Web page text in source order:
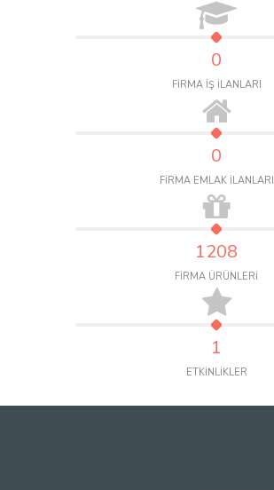
0
FİRMA İŞ İLANLARI
0
FİRMA EMLAK İLANLARI
1208
FİRMA ÜRÜNLERİ
1
ETKİNLİKLER